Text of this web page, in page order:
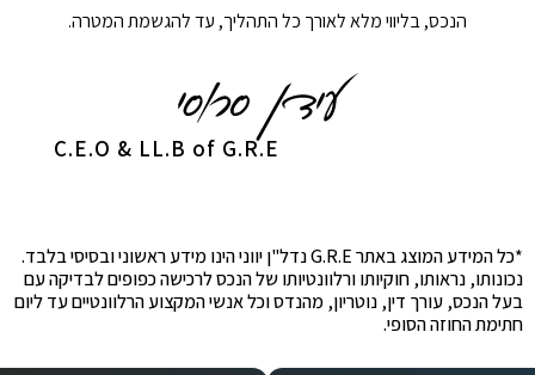
הנכס, בליווי מלא לאורך כל התהליך, עד להגשמת המטרה.
C.E.O & LL.B of G.R.E
*כל המידע המוצג באתר G.R.E נדל"ן יווני הינו מידע ראשוני ובסיסי בלבד.
נכונותו, נראותו, חוקיותו ורלוונטיותו של הנכס לרכישה כפופים לבדיקה עם
בעל הנכס, עורך דין, נוטריון, מהנדס וכל אנשי המקצוע הרלוונטיים עד ליום
חתימת החוזה הסופי.